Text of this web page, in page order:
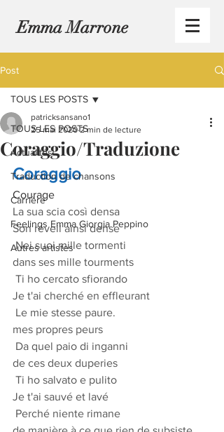
Emma Marrone
Post
TOUS LES POSTS
Actualités
Traduction de chansons
Carrière
Feelings Emma Giorgia Peppino
Autres artistes
TOUS LES POSTS
Coraggio/Traduzione
patricksansano1
25 mai 2020 2 min de lecture
Coraggio
Courage
La sua scia così densa
Son réveil ainsi dense
Nei suoi mille tormenti
dans ses mille tourments
Ti ho cercato sfiorando
Je t'ai cherché en effleurant
Le mie stesse paure.
mes propres peurs
Da quel paio di inganni
de ces deux duperies
Ti ho salvato e pulito
Je t'ai sauvé et lavé
Perché niente rimane